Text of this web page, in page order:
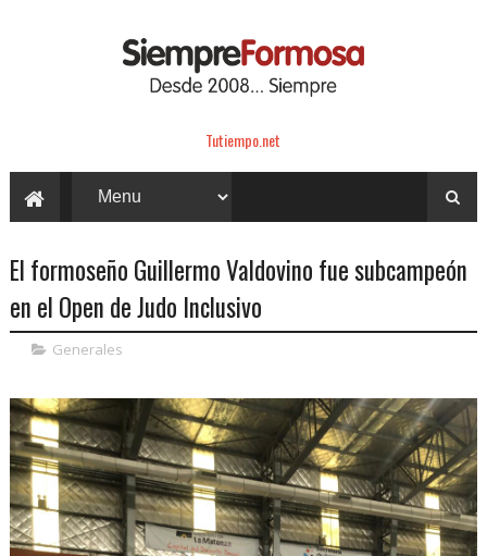
Tutiempo.net
El formoseño Guillermo Valdovino fue subcampeón
en el Open de Judo Inclusivo
Generales